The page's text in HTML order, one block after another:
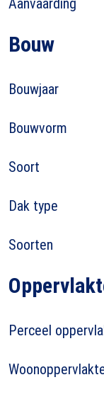
Aanvaarding
Bouw
Bouwjaar
Bouwvorm
Soort
Dak type
Soorten
Perceel